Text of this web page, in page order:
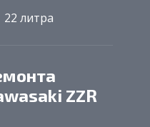
22 литра
ZZR